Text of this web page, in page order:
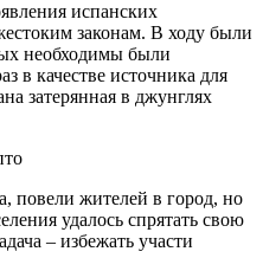
испанских
законам. В ходу были
необходимы были
в качестве источника для
затерянная в джунглях
повели жителей в город, но
удалось спрятать свою
– избежать участи